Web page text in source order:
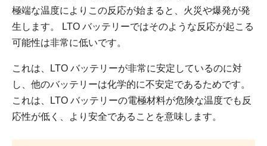
極端な温度によりこの反応が始まると、火災や爆発が発
生します。 LTO バッテリーではそのような反応が起こる
可能性は非常に低いです。
これは、LTO バッテリーが非常に安定しているのに対
し、他のバッテリーは化学的に不安定であるためです。
これは、LTO バッテリーの電極材料が危険な温度でも反
応性が低く、より安全であることを意味します。